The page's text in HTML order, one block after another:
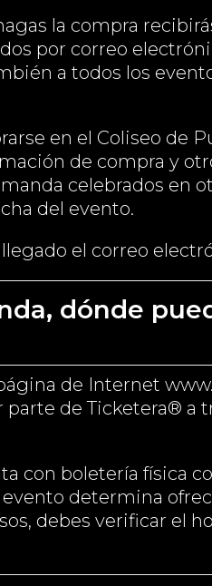
la compra
por correo
a todos los
en el Coliseo de
de compra y
celebrados en
del evento.
el correo
dónde
de Internet
de Ticketera® a
con boletería física
determina
debes verificar el